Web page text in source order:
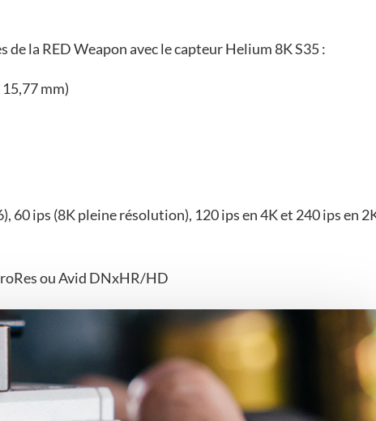
de la RED Weapon avec le capteur Helium 8K S35 :
mm)
60 ips (8K pleine résolution), 120 ips en 4K et 240 ips en
ou Avid DNxHR/HD